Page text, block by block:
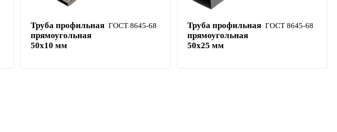
Труба профильная
прямоугольная
50х10 мм
ГОСТ 8645-68
Труба профильная
прямоугольная
50х25 мм
ГОСТ 8645-68